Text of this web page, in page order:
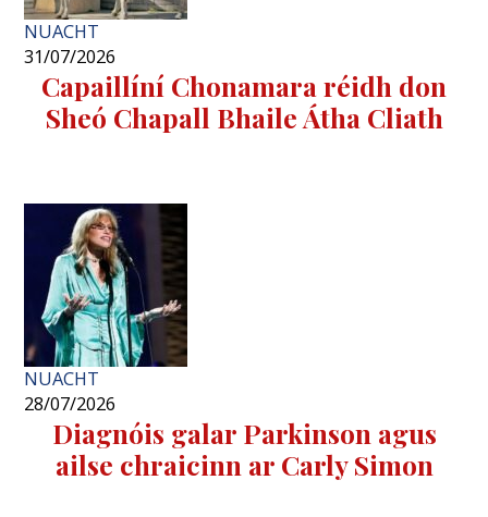
NUACHT
31/07/2026
Capaillíní Chonamara réidh don
Sheó Chapall Bhaile Átha Cliath
NUACHT
28/07/2026
Diagnóis galar Parkinson agus
ailse chraicinn ar Carly Simon